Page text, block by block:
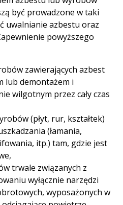
być prowadzone w taki
uwalnianie azbestu oraz
powyższego
zawierających azbest
lub demontażem i
wilgotnym przez cały czas
(płyt, rur, kształtek)
(łamania,
itp.) tam, gdzie jest
trwale związanych z
wyłącznie narzędzi
wyposażonych w